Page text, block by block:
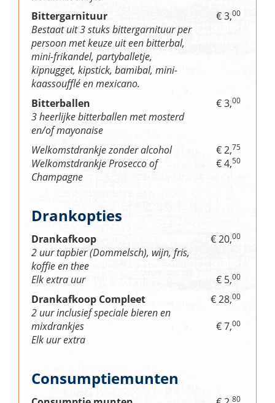
Bittergarnituur
Bestaat uit 3 stuks bittergarnituur per
persoon met keuze uit een bitterbal,
mini-frikandel, partyballetje,
kipnugget, kipstick, bamibal, mini-
kaassoufflé en mexicano.
€ 3,00
Bitterballen
3 heerlijke bitterballen met mosterd
en/of mayonaise
€ 3,00
Welkomstdrankje zonder alcohol
Welkomstdrankje Prosecco of
Champagne
€ 2,75
€ 4,50
Drankopties
Drankafkoop
2 uur tapbier (Dommelsch), wijn, fris,
koffie en thee
Elk extra uur
€ 20,00
€ 5,00
Drankafkoop Compleet
2 uur inclusief speciale bieren en
mixdrankjes
Elk uur extra
€ 28,00
€ 7,00
Consumptiemunten
80